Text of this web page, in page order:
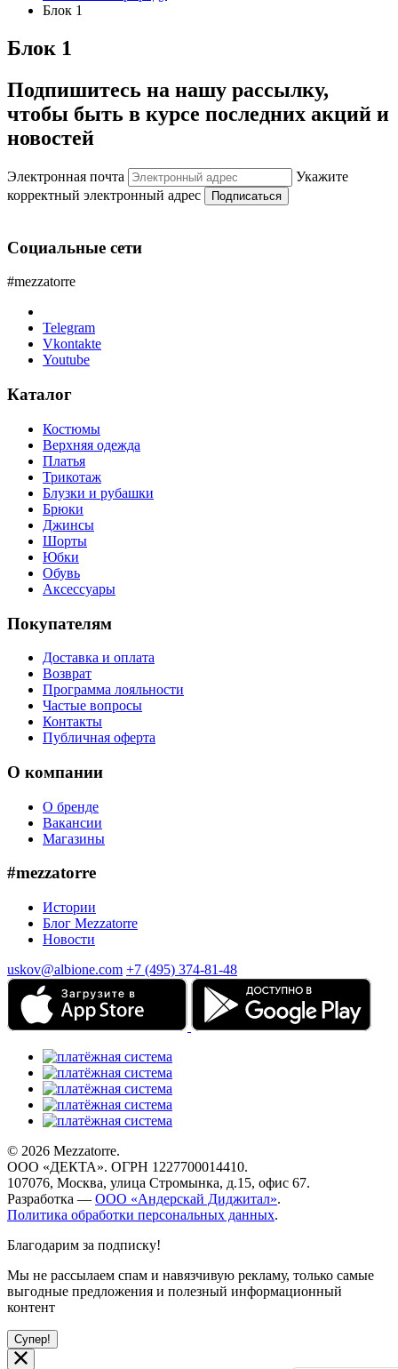
Блок 1
Блок 1
Подпишитесь на нашу рассылку,
чтобы быть в курсе последних акций и
новостей
Электронная почта
Укажите
корректный электронный адрес
Подписаться
Социальные сети
#mezzatorre
Telegram
Vkontakte
Youtube
Каталог
Костюмы
Верхняя одежда
Платья
Трикотаж
Блузки и рубашки
Брюки
Джинсы
Шорты
Юбки
Обувь
Аксессуары
Покупателям
Доставка и оплата
Возврат
Программа лояльности
Частые вопросы
Контакты
Публичная оферта
О компании
О бренде
Вакансии
Магазины
#mezzatorre
Истории
Блог Mezzatorre
Новости
uskov@albione.com +7 (495) 374-81-48
© 2026 Mezzatorre.
ООО «ДЕКТА». ОГРН 1227700014410.
107076, Москва, улица Стромынка, д.15, офис 67.
Разработка — ООО «Андерскай Диджитал».
Политика обработки персональных данных.
Благодарим за подписку!
Мы не рассылаем спам и навязчивую рекламу, только самые
выгодные предложения и полезный информационный
контент
Супер!